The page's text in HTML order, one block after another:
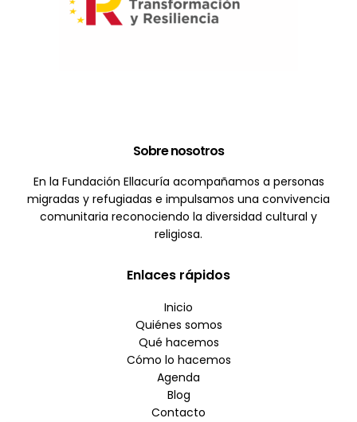
Sobre nosotros
En la Fundación Ellacuría acompañamos a personas
migradas y refugiadas e impulsamos una convivencia
comunitaria reconociendo la diversidad cultural y
religiosa.
Enlaces rápidos
Inicio
Quiénes somos
Qué hacemos
Cómo lo hacemos
Agenda
Blog
Contacto